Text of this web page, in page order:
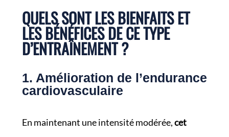
QUELS SONT LES BIENFAITS ET
LES BÉNÉFICES DE CE TYPE
D’ENTRAÎNEMENT ?
1. Amélioration de l’endurance
cardiovasculaire
En maintenant une intensité modérée,cet